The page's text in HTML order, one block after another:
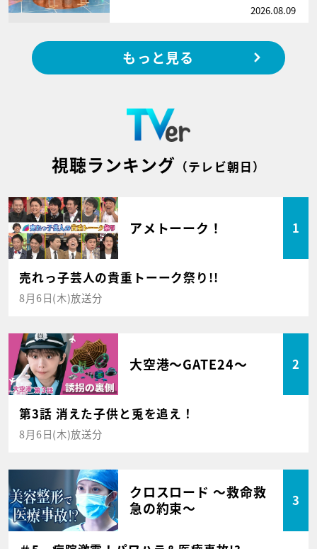
2026.08.09
もっと見る
視聴ランキング （テレビ朝日）
アメトーーク！ 1
売れっ子芸人の貴重トーーク祭り!!
8月6日(木)放送分
大空港～GATE24～ 2
第3話 消えた子供と兎を追え！
8月6日(木)放送分
クロスロード ～救命救
急の約束～
3